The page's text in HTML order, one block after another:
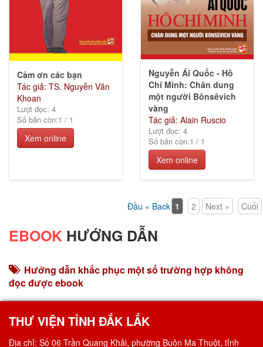
Cảm ơn các bạn
Tác giả: TS. Nguyễn Văn
Khoan
Lượt đọc: 4
Số bản còn:1 /1
Xem online
Nguyễn Ái Quốc - Hồ
Chí Minh: Chân dung
một người Bônsêvich
vàng
Tác giả: Alain Ruscio
Lượt đọc: 4
Số bản còn:1 /1
Xem online
Đầu « Back 1 2 Next » Cuối
EBOOK HƯỚNG DẪN
Hướng dẫn khắc phục một số trường hợp không
đọc được ebook
THƯ VIỆN TỈNH ĐẮK LẮK
Địa chỉ: Số 06 Trần Quang Khải, phường Buôn Ma Thuột, tỉnh